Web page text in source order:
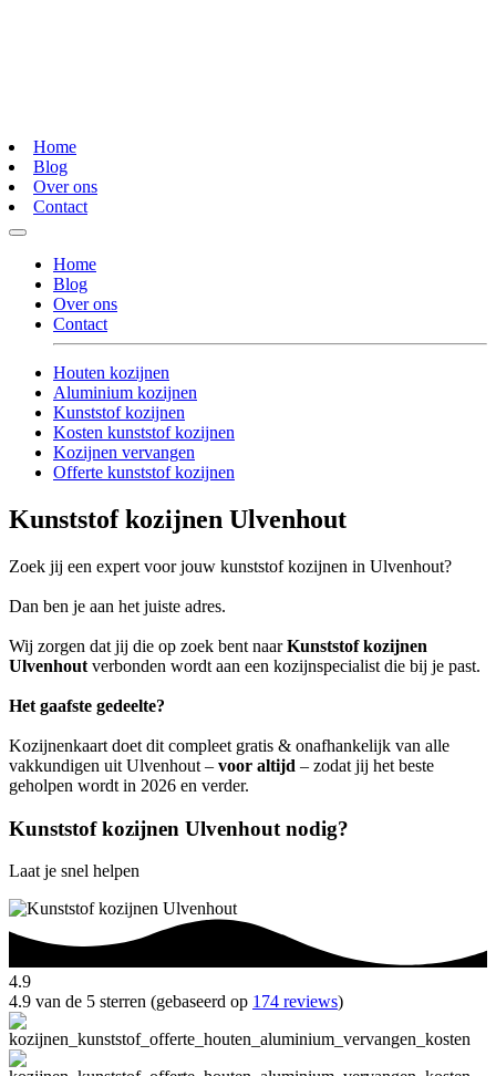
Home
Blog
Over ons
Contact
Home
Blog
Over ons
Contact
Houten kozijnen
Aluminium kozijnen
Kunststof kozijnen
Kosten kunststof kozijnen
Kozijnen vervangen
Offerte kunststof kozijnen
Kunststof kozijnen Ulvenhout
Zoek jij een expert voor jouw kunststof kozijnen in Ulvenhout?
Dan ben je aan het juiste adres.
Wij zorgen dat jij die op zoek bent naarKunststof kozijnen
Ulvenhout verbonden wordt aan een kozijnspecialist die bij je past.
Het gaafste gedeelte?
Kozijnenkaart doet dit compleet gratis & onafhankelijk van alle
vakkundigen uit Ulvenhout – voor altijd – zodat jij het beste
geholpen wordt in 2026 en verder.
Kunststof kozijnen Ulvenhout nodig?
Laat je snel helpen
4.9
4.9 van de 5 sterren (gebaseerd op 174 reviews)